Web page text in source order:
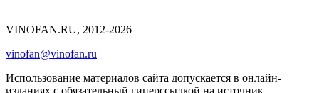
VINOFAN.RU, 2012-2026
vinofan@vinofan.ru
Использование материалов сайта допускается в онлайн-